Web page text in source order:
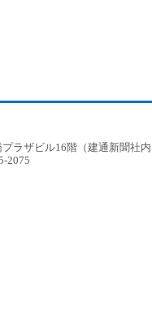
ラザビル16階（建通新聞社
2075